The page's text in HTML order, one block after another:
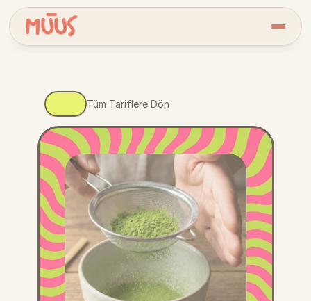
Tüm Tariflere Dön